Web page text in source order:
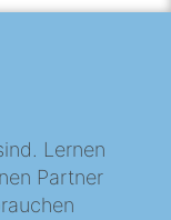
Lernen
Partner